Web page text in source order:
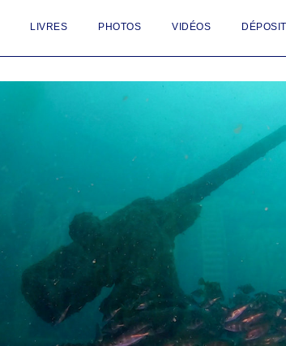
LIVRES PHOTOS VIDÉOS